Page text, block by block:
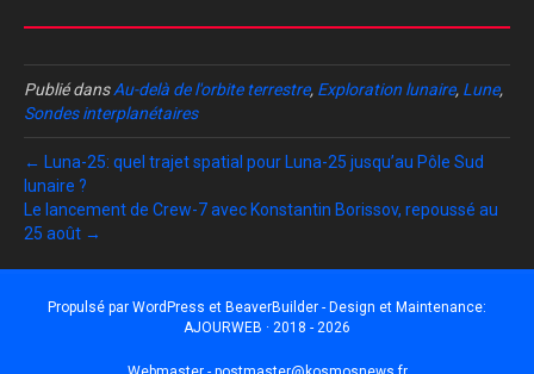
Publié dansAu-delà de l'orbite terrestre, Exploration lunaire, Lune,
Sondes interplanétaires
← Luna-25: quel trajet spatial pour Luna-25 jusqu’au Pôle Sud
lunaire ?
Le lancement de Crew-7 avec Konstantin Borissov, repoussé au
25 août →
Propulsé par WordPress et BeaverBuilder - Design et Maintenance:
AJOURWEB · 2018 - 2026